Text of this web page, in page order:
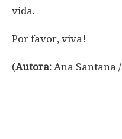
vida.
Por favor, viva!
(Autora: Ana Santana /